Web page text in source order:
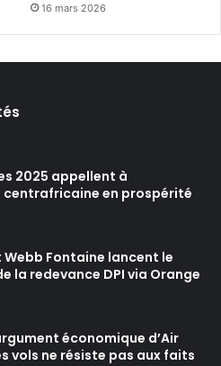
16 mars 2026
2025 appellent à
en prospérité
Fontaine lancent le
la redevance DPI via Orange
économique d’Air
vols ne résiste pas aux faits